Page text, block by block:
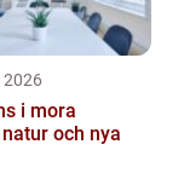
2026
i mora
och nya